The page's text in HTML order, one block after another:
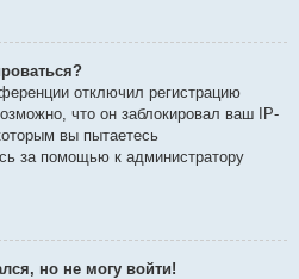
отключил регистрацию
что он заблокировал ваш IP-
вы пытаетесь
за помощью к администратору
но не могу войти!